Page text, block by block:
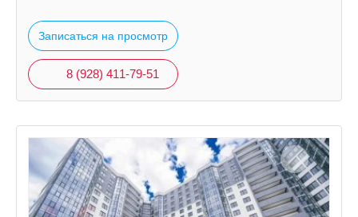
Записаться на просмотр
8 (928) 411-79-51